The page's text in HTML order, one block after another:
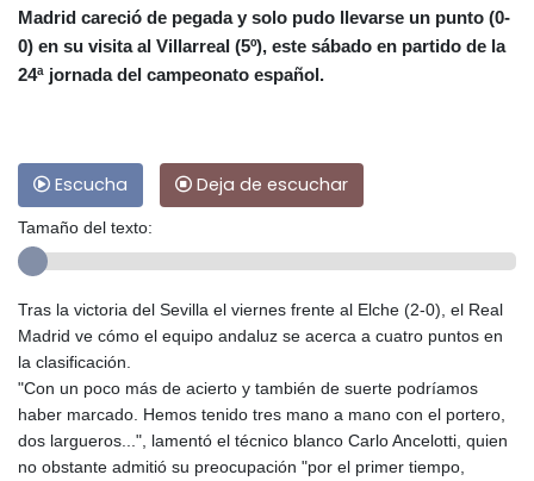
Madrid careció de pegada y solo pudo llevarse un punto (0-
0) en su visita al Villarreal (5º), este sábado en partido de la
24ª jornada del campeonato español.
Escucha Deja de escuchar
Tamaño del texto:
Tras la victoria del Sevilla el viernes frente al Elche (2-0), el Real
Madrid ve cómo el equipo andaluz se acerca a cuatro puntos en
la clasificación.
"Con un poco más de acierto y también de suerte podríamos
haber marcado. Hemos tenido tres mano a mano con el portero,
dos largueros...", lamentó el técnico blanco Carlo Ancelotti, quien
no obstante admitió su preocupación "por el primer tiempo,